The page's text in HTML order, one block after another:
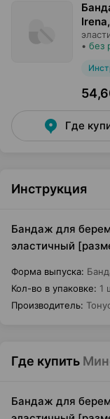
• без
Где
Инструкция
Бандаж для
эластичный
Форма выпуска:
Кол-во в упаковке: 1
Производитель:
Где купить
Бандаж для